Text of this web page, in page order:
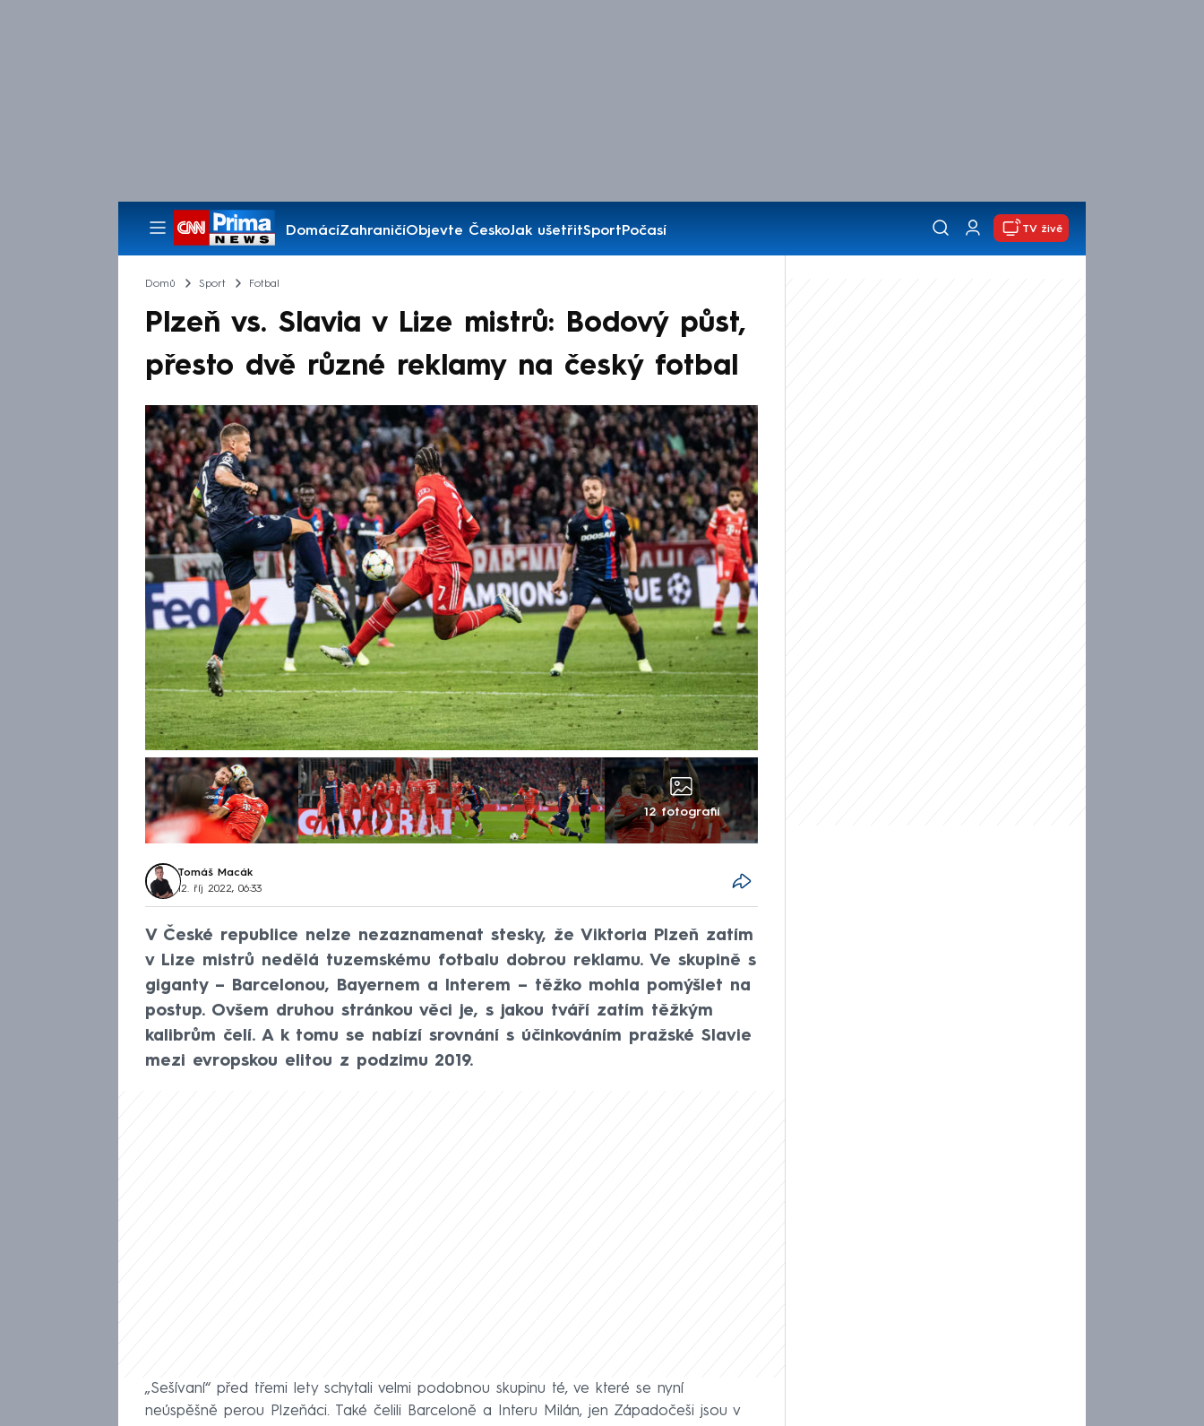
DomácíZahraničíObjevte ČeskoJak ušetřitSportPočasí
Pořady
TV živě
Domů Sport Fotbal
Plzeň vs. Slavia v Lize mistrů: Bodový půst,
přesto dvě různé reklamy na český fotbal
12 fotografií
Tomáš Macák
12. říj 2022, 06:33
V České republice nelze nezaznamenat stesky, že Viktoria Plzeň zatím
v Lize mistrů nedělá tuzemskému fotbalu dobrou reklamu. Ve skupině s
giganty – Barcelonou, Bayernem a Interem – těžko mohla pomýšlet na
postup. Ovšem druhou stránkou věci je, s jakou tváří zatím těžkým
kalibrům čelí. A k tomu se nabízí srovnání s účinkováním pražské Slavie
mezi evropskou elitou z podzimu 2019.
„Sešívaní“ před třemi lety schytali velmi podobnou skupinu té, ve které se nyní
neúspěšně perou Plzeňáci. Také čelili Barceloně a Interu Milán, jen Západočeši jsou v